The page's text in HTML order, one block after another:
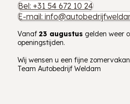
Bel: +31 54 672 10 24
E-mail:
Vanaf 23 augustus gelden weer
openingstijden.
Wij wensen u een fijne
Team Autobedrijf Weldam